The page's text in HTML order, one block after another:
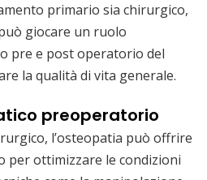
primario sia chirurgico,
giocare un ruolo
pre e post operatorio del
la qualità di vita generale.
preoperatorio
l’osteopatia può offrire
per ottimizzare le condizioni